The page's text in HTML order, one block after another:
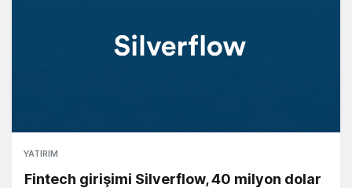
YATIRIM
Fintech girişimi Silverflow, 40 milyon dolar